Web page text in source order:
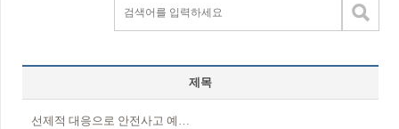
제목
선제적 대응으로 안전사고 예방 주력 건설 노동자의 생명 더욱 안전하게(국토교통부)